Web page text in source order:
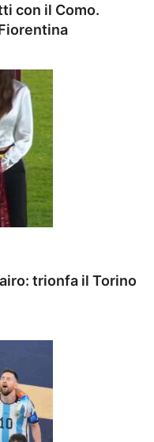
con il Como.
trionfa il Torino